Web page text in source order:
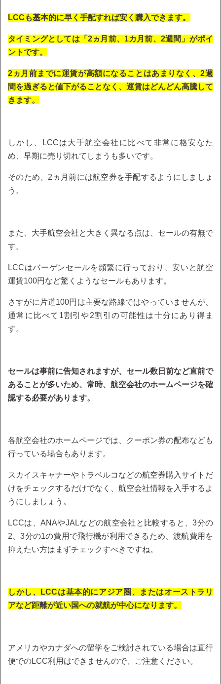
LCCも基本的に早く手配すれば安く購入できます。
タイミングとしては「2ヵ月前、1カ月前、2週間」がポイ
ントです。
2ヵ月前までに運賃が高額になることはあまりなく、2週
間を過ぎると値下がることなく、運賃はどんどん高騰して
きます。
しかし、LCCは大手航空会社に比べて非常に格安なた
め、早期に売り切れてしまうも多いです。
そのため、2ヵ月前には航空券を手配するようにしましょ
う。
また、大手航空会社と大きく異なる点は、セールの有無で
す。
LCCはバーゲンセールを頻繁に行っており、安いと航空
運賃100円など驚くようなセールもあります。
さすがに片道100円は主要な路線ではやっていませんが、
通常に比べて1割引や2割引の可能性は十分にあり得ま
す。
セールは事前に告知されますが、セール数日前など直前で
あることが多いため、常時、航空会社のホームページを確
認する必要があります。
各航空会社のホームページでは、クーポン券の配布なども
行っている場合もあります。
スカイスキャナーやトラベルコなどの航空券購入サイトだ
けをチェックするだけでなく、航空会社情報を入手するよ
うにしましょう。
LCCは、ANAやJALなどの航空会社と比較すると、3分の
2、3分の1の費用で飛行機が利用できるため、渡航費用を
抑えたい方はまずチェックすべきですね。
しかし、LCCは基本的にアジア圏、またはオーストラリ
アなど距離が近い国への就航が中心になります。
アメリカやカナダへの留学をご検討されている場合は直行
便でのLCC利用はできませんので、ご注意ください。